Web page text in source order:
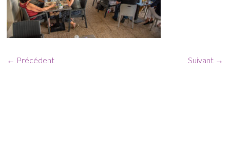
← Précédent Suivant →